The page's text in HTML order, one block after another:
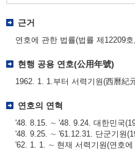
근거
연호에 관한 법률(법률 제12209
현행 공용 연호(公用年號)
1962. 1. 1.부터 서력기원(西曆紀
연호의 연혁
'48. 8.15. ∼ '48. 9.24. 대한민국
'48. 9.25. ∼ '61.12.31. 단군기원
'62. 1. 1. ∼ 현재 서력기원(연호